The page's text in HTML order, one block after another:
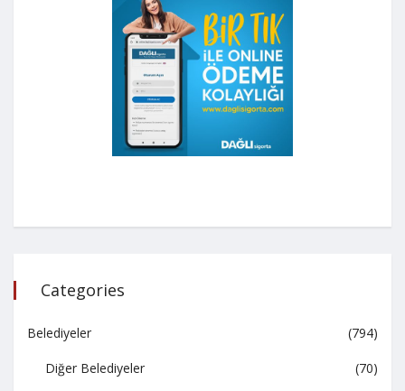
Categories
Belediyeler (794)
Diğer Belediyeler
(70)